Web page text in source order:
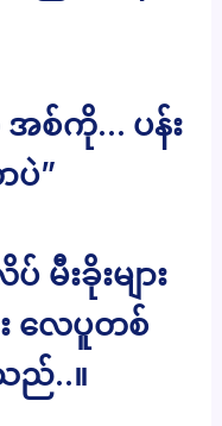
စ်ကို… ပန်း
ပဲ”
းခိုးများ
း လေပူတစ်
..။